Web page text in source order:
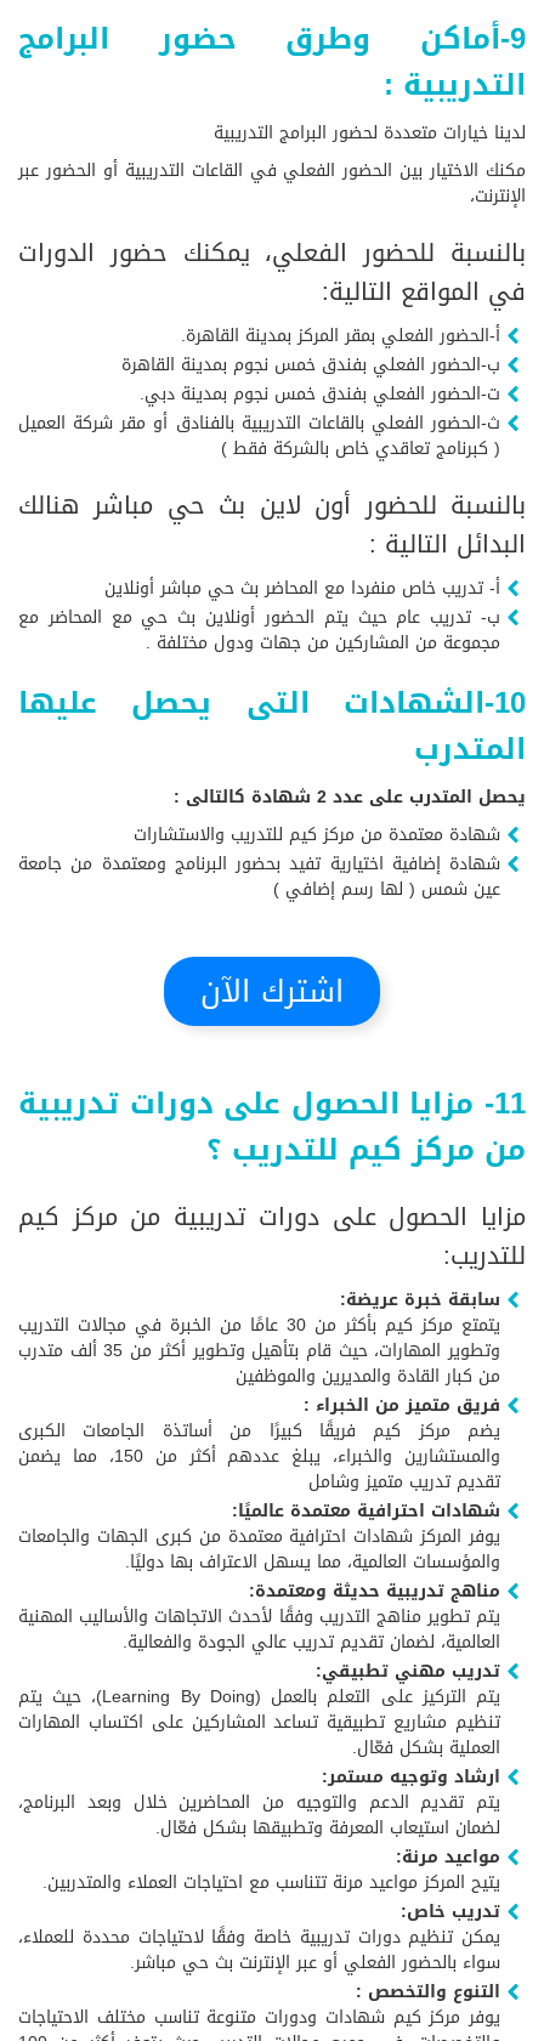
9-أماكن وطرق حضور البرامج
التدريبية :
لدينا خيارات متعددة لحضور البرامج التدريبية
مكنك الاختيار بين الحضور الفعلي في القاعات التدريبية أو الحضور عبر
الإنترنت،
بالنسبة للحضور الفعلي، يمكنك حضور الدورات
في المواقع التالية:
أ-الحضور الفعلي بمقر المركز بمدينة القاهرة.
ب-الحضور الفعلي بفندق خمس نجوم بمدينة القاهرة
ت-الحضور الفعلي بفندق خمس نجوم بمدينة دبي.
ث-الحضور الفعلي بالقاعات التدريبية بالفنادق أو مقر شركة العميل
( كبرنامج تعاقدي خاص بالشركة فقط )
بالنسبة للحضور أون لاين بث حي مباشر هنالك
البدائل التالية :
أ- تدريب خاص منفردا مع المحاضر بث حي مباشر أونلاين
ب- تدريب عام حيث يتم الحضور أونلاين بث حي مع المحاضر مع
مجموعة من المشاركين من جهات ودول مختلفة .
10-الشهادات التى يحصل عليها
المتدرب
يحصل المتدرب على عدد 2 شهادة كالتالى :
شهادة معتمدة من مركز كيم للتدريب والاستشارات
شهادة إضافية اختيارية تفيد بحضور البرنامج ومعتمدة من جامعة
عين شمس ( لها رسم إضافي )
اشترك الآن
11- مزايا الحصول على دورات تدريبية
من مركز كيم للتدريب ؟
مزايا الحصول على دورات تدريبية من مركز كيم
للتدريب:
سابقة خبرة عريضة:
يتمتع مركز كيم بأكثر من 30 عامًا من الخبرة في مجالات التدريب
وتطوير المهارات، حيث قام بتأهيل وتطوير أكثر من 35 ألف متدرب
من كبار القادة والمديرين والموظفين
فريق متميز من الخبراء :
يضم مركز كيم فريقًا كبيرًا من أساتذة الجامعات الكبرى
والمستشارين والخبراء، يبلغ عددهم أكثر من 150، مما يضمن
تقديم تدريب متميز وشامل
شهادات احترافية معتمدة عالميًا:
يوفر المركز شهادات احترافية معتمدة من كبرى الجهات والجامعات
والمؤسسات العالمية، مما يسهل الاعتراف بها دوليًا.
مناهج تدريبية حديثة ومعتمدة:
يتم تطوير مناهج التدريب وفقًا لأحدث الاتجاهات والأساليب المهنية
العالمية، لضمان تقديم تدريب عالي الجودة والفعالية.
تدريب مهني تطبيقي:
يتم التركيز على التعلم بالعمل (Learning By Doing)، حيث يتم
تنظيم مشاريع تطبيقية تساعد المشاركين على اكتساب المهارات
العملية بشكل فعّال.
ارشاد وتوجيه مستمر:
يتم تقديم الدعم والتوجيه من المحاضرين خلال وبعد البرنامج،
لضمان استيعاب المعرفة وتطبيقها بشكل فعّال.
مواعيد مرنة:
يتيح المركز مواعيد مرنة تتناسب مع احتياجات العملاء والمتدربين.
تدريب خاص:
يمكن تنظيم دورات تدريبية خاصة وفقًا لاحتياجات محددة للعملاء،
سواء بالحضور الفعلي أو عبر الإنترنت بث حي مباشر.
التنوع والتخصص :
يوفر مركز كيم شهادات ودورات متنوعة تناسب مختلف الاحتياجات